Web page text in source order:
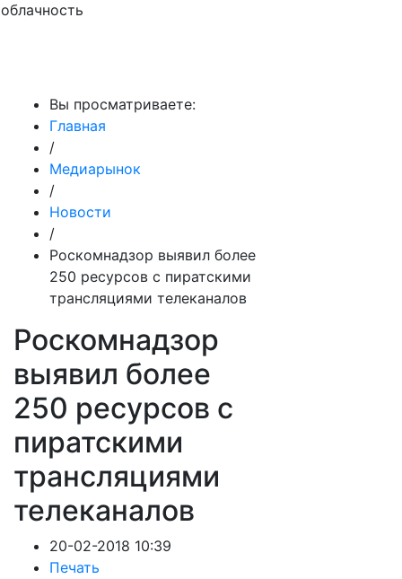
облачность
Вы просматриваете:
Главная
/
Медиарынок
/
Новости
/
Роскомнадзор выявил более
250 ресурсов с пиратскими
трансляциями телеканалов
Роскомнадзор
выявил более
250 ресурсов с
пиратскими
трансляциями
телеканалов
20-02-2018 10:39
Печать